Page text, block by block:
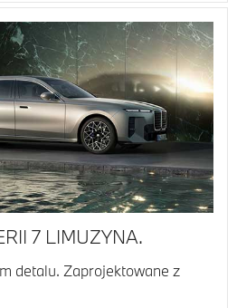
7 LIMUZYNA.
detalu. Zaprojektowane z